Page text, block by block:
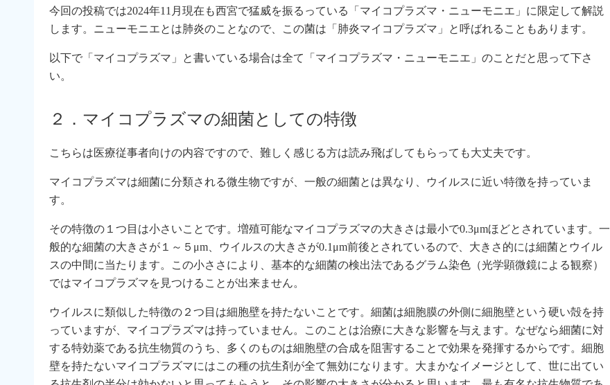
今回の投稿では2024年11月現在も西宮で猛威を振るっている「マイコプラズマ・ニューモニエ」に限定して解説
します。ニューモニエとは肺炎のことなので、この菌は「肺炎マイコプラズマ」と呼ばれることもあります。
以下で「マイコプラズマ」と書いている場合は全て「マイコプラズマ・ニューモニエ」のことだと思って下さ
い。
２．マイコプラズマの細菌としての特徴
こちらは医療従事者向けの内容ですので、難しく感じる方は読み飛ばしてもらっても大丈夫です。
マイコプラズマは細菌に分類される微生物ですが、一般の細菌とは異なり、ウイルスに近い特徴を持っていま
す。
その特徴の１つ目は小さいことです。増殖可能なマイコプラズマの大きさは最小で0.3μmほどとされています。一
般的な細菌の大きさが１～５μm、ウイルスの大きさが0.1μm前後とされているので、大きさ的には細菌とウイル
スの中間に当たります。この小ささにより、基本的な細菌の検出法であるグラム染色（光学顕微鏡による観察）
ではマイコプラズマを見つけることが出来ません。
ウイルスに類似した特徴の２つ目は細胞壁を持たないことです。細菌は細胞膜の外側に細胞壁という硬い殻を持
っていますが、マイコプラズマは持っていません。このことは治療に大きな影響を与えます。なぜなら細菌に対
する特効薬である抗生物質のうち、多くのものは細胞壁の合成を阻害することで効果を発揮するからです。細胞
壁を持たないマイコプラズマにはこの種の抗生剤が全て無効になります。大まかなイメージとして、世に出てい